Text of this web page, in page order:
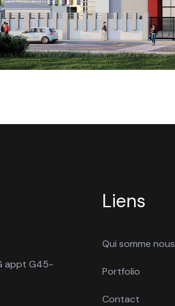
appt G45-
Liens
Qui somme nous
Portfolio
Contact